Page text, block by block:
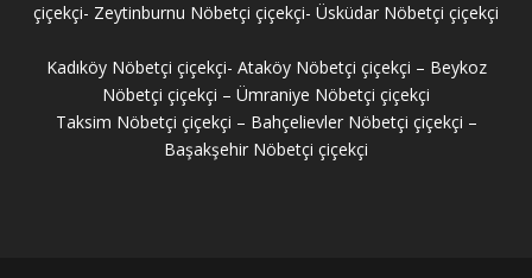
çiçekçi- Zeytinburnu Nöbetçi çiçekçi- Üsküdar Nöbetçi çiçekçi
Kadıköy Nöbetçi çiçekçi- Ataköy Nöbetçi çiçekçi – Beykoz
Nöbetçi çiçekçi – Ümraniye Nöbetçi çiçekçi
Taksim Nöbetçi çiçekçi – Bahçelievler Nöbetçi çiçekçi –
Başakşehir Nöbetçi çiçekçi